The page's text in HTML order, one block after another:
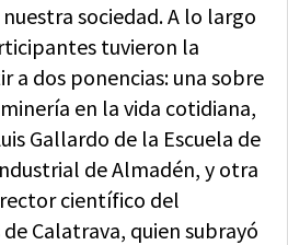
sociedad. A lo largo
tuvieron la
a dos ponencias: una sobre
en la vida cotidiana,
Gallardo de la Escuela de
de Almadén, y otra
científico del
Calatrava, quien subrayó